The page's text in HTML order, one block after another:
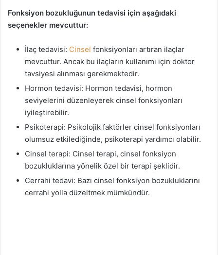
Fonksiyon bozukluğunun tedavisi için aşağıdaki
seçenekler mevcuttur:
İlaç tedavisi: Cinsel fonksiyonları artıran ilaçlar
mevcuttur. Ancak bu ilaçların kullanımı için doktor
tavsiyesi alınması gerekmektedir.
Hormon tedavisi: Hormon tedavisi, hormon
seviyelerini düzenleyerek cinsel fonksiyonları
iyileştirebilir.
Psikoterapi: Psikolojik faktörler cinsel fonksiyonları
olumsuz etkilediğinde, psikoterapi yardımcı olabilir.
Cinsel terapi: Cinsel terapi, cinsel fonksiyon
bozukluklarına yönelik özel bir terapi şeklidir.
Cerrahi tedavi: Bazı cinsel fonksiyon bozukluklarını
cerrahi yolla düzeltmek mümkündür.